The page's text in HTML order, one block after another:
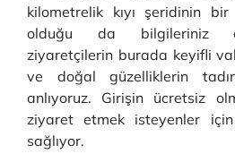
kilometrelik kıyı şeridinin bir
olduğu da bilgileriniz
ziyaretçilerin burada keyifli
ve doğal güzelliklerin
anlıyoruz. Girişin ücretsiz
ziyaret etmek isteyenler
sağlıyor.